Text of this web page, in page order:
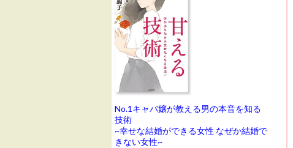
No.1キャバ嬢が教える男の本音を知る
技術
~幸せな結婚ができる女性 なぜか結婚で
きない女性~